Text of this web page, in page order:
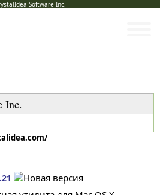
Software Inc.
Inc.